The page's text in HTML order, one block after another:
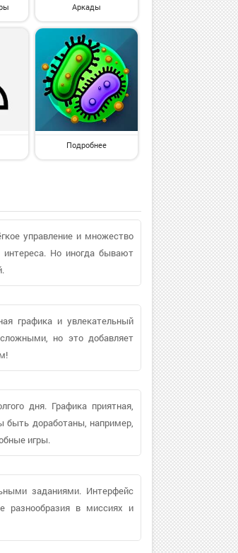
Аркады
Подробнее
управление и множество
Но иногда бывают
графика и увлекательный
но это добавляет
дня. Графика приятная,
быть доработаны, например,
игры.
заданиями. Интерфейс
разнообразия в миссиях и